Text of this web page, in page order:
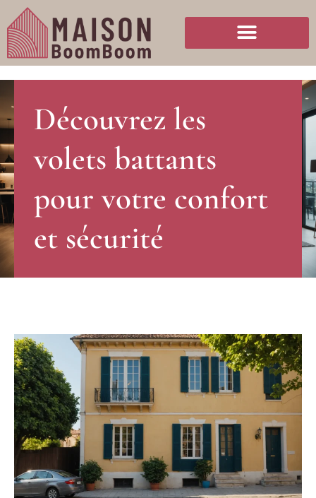
Découvrez les
volets battants
pour votre confort
et sécurité